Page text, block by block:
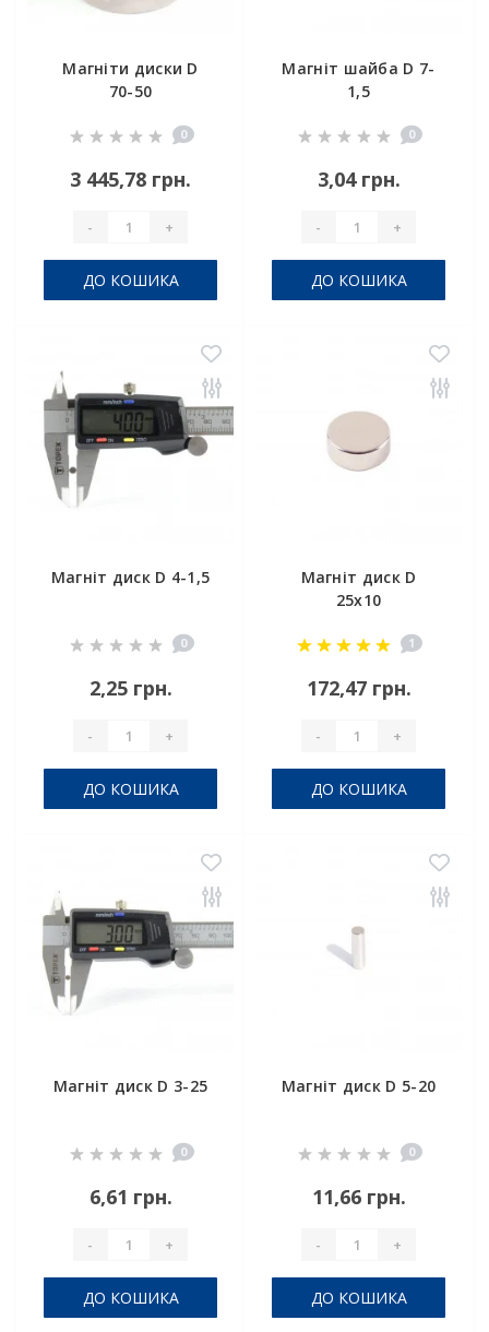
Магніти диски D
70-50
0
3 445,78 грн.
- +
ДО КОШИКА
Магніт шайба D 7-
1,5
0
3,04 грн.
- +
ДО КОШИКА
Магніт диск D 4-1,5
0
2,25 грн.
- +
ДО КОШИКА
Магніт диск D
25x10
1
172,47 грн.
- +
ДО КОШИКА
Магніт диск D 3-25
0
6,61 грн.
- +
ДО КОШИКА
Магніт диск D 5-20
0
11,66 грн.
- +
ДО КОШИКА